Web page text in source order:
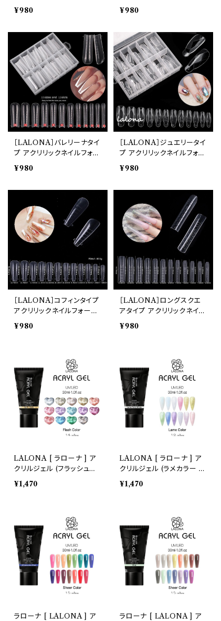
¥980
( 12サイズ)
¥980
［LALONA］バレリーナタイ
プ アクリリックネイルフォー
ム ( 12サイズ)
¥980
［LALONA］ジュエリータイ
プ アクリリックネイルフォー
ム ( 12サイズ)
¥980
［LALONA］コフィンタイプ
アクリリックネイルフォーム
( 12サイズ)
¥980
［LALONA］ロングスクエ
アタイプ アクリリックネイル
フォーム ( 12サイズ)
¥980
LALONA [ ラローナ ] ア
クリルジェル (フラッシュカ
ラー ) ( 30ml )
¥1,470
LALONA [ ラローナ ] ア
クリルジェル (ラメカラー ) (
30ml )
¥1,470
ラローナ [ LALONA ] ア
ラローナ [ LALONA ] ア